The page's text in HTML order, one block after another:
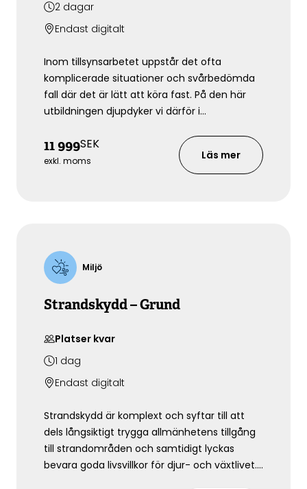
2 dagar
Endast digitalt
Inom tillsynsarbetet uppstår det ofta
komplicerade situationer och svårbedömda
fall där det är lätt att köra fast. På den här
utbildningen djupdyker vi därför i
och efterföljande processer. Vi diskuterar
även ofta återkommande överträdelser,
exempelvis ovårdade tomter, förfallna
11 999SEK
exkl. moms Läs mer
Miljö
Strandskydd – Grund
Platser kvar
1 dag
Endast digitalt
Strandskydd är komplext och syftar till att
dels långsiktigt trygga allmänhetens tillgång
till strandområden och samtidigt lyckas
bevara goda livsvillkor för djur- och växtlivet. I